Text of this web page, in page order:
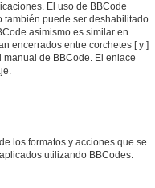
El uso de BBCode
también puede ser deshabilitado
asimismo es similar en
encerrados entre corchetes [ y ]
de BBCode. El enlace
los formatos y acciones que se
utilizando BBCodes.